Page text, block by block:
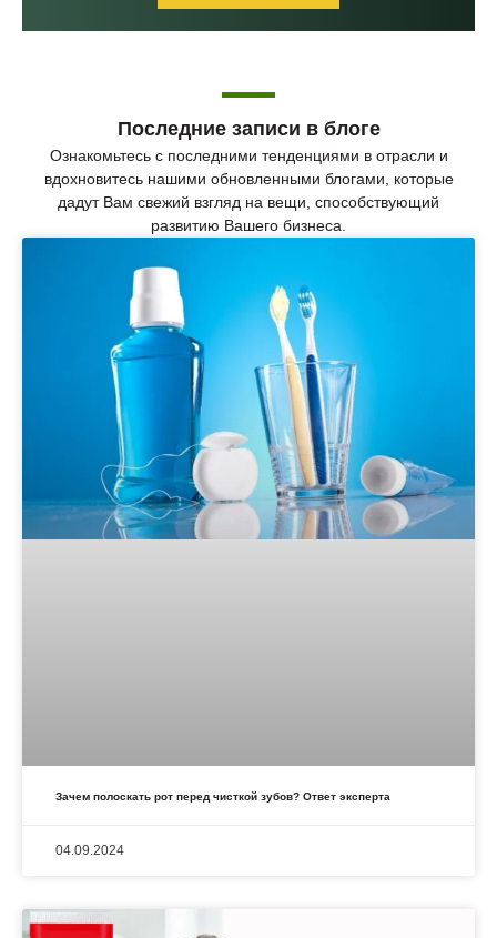
Последние записи в блоге
Ознакомьтесь с последними тенденциями в отрасли и
вдохновитесь нашими обновленными блогами, которые
дадут Вам свежий взгляд на вещи, способствующий
развитию Вашего бизнеса.
Зачем полоскать рот перед чисткой зубов? Ответ эксперта
04.09.2024